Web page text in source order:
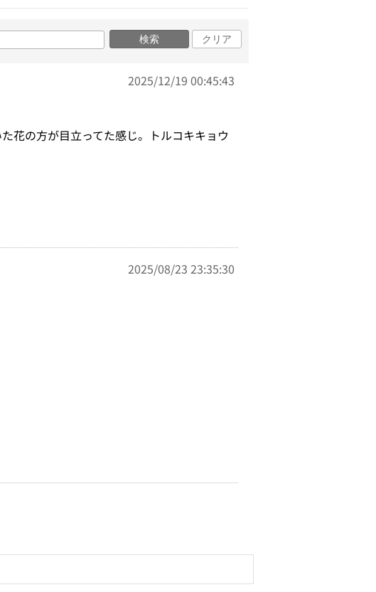
検索 クリア
2025/12/19 00:45:43
花の方が目立ってた感じ。トルコキキョウ
2025/08/23 23:35:30